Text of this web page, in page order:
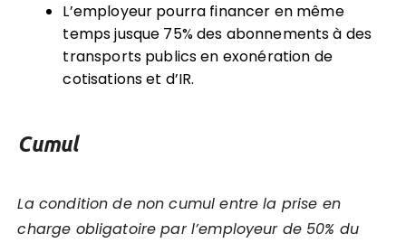
L’employeur pourra financer en même
temps jusque 75% des abonnements à des
transports publics en exonération de
cotisations et d’IR.
Cumul
La condition de non cumul entre la prise en
charge obligatoire par l’employeur de 50% du